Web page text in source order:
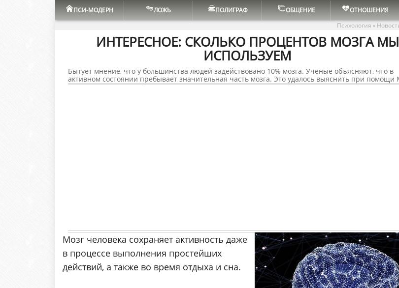
ПСИ-МОДЕРН ЛОЖЬ ПОЛИГРАФ ОБЩЕНИЕ ОТНОШЕНИЯ
Психология »
ИНТЕРЕСНОЕ: СКОЛЬКО ПРОЦЕНТОВ МОЗГА МЫ
ИСПОЛЬЗУЕМ
Бытует мнение, что у большинства людей задействовано 10% мозга. Учёные объясняют, что в
активном состоянии пребывает значительная часть мозга. Это удалось выяснить при помощи
Мозг человека сохраняет активность даже
в процессе выполнения простейших
действий, а также во время отдыха и сна.